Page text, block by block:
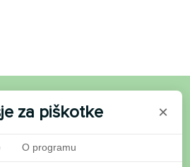
ali imate
za piškotke ×
O programu